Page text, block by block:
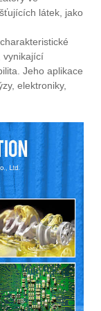
látek, jako
vynikající
Jeho aplikace
elektroniky,